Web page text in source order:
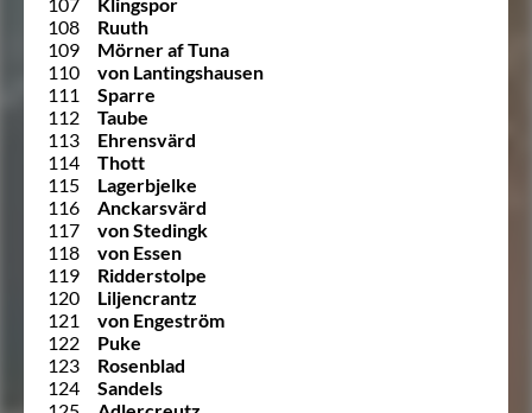
108
Ruuth
109
Mörner af Tuna
110
von Lantingshausen
111
Sparre
112
Taube
113
Ehrensvärd
114
Thott
115
Lagerbjelke
116
Anckarsvärd
117
von Stedingk
118
von Essen
119
Ridderstolpe
120
Liljencrantz
121
von Engeström
122
Puke
123
Rosenblad
124
Sandels